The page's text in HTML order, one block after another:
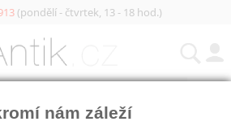
(pondělí - čtvrtek, 13 - 18 hod.)
nám záleží